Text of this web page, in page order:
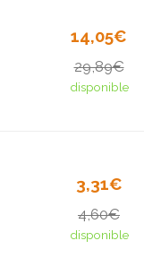
14,05€
29,89€
disponible
3,31€
4,60€
disponible